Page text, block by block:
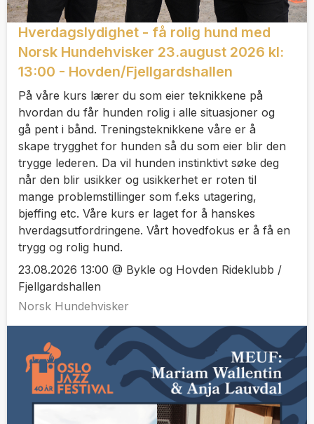
Hverdagslydighet - få rolig hund med
Norsk Hundehvisker 23.august 2026 kl:
13:00 - Hovden/Fjellgardshallen
På våre kurs lærer du som eier teknikkene på
hvordan du får hunden rolig i alle situasjoner og
gå pent i bånd. Treningsteknikkene våre er å
skape trygghet for hunden så du som eier blir den
trygge lederen. Da vil hunden instinktivt søke deg
når den blir usikker og usikkerhet er roten til
mange problemstillinger som f.eks utagering,
bjeffing etc. Våre kurs er laget for å hanskes
hverdagsutfordringene. Vårt hovedfokus er å få en
trygg og rolig hund.
23.08.2026 13:00 @ Bykle og Hovden Rideklubb /
Fjellgardshallen
Norsk Hundehvisker